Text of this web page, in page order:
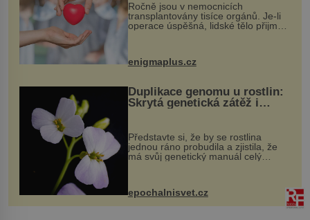
Ročně jsou v nemocnicích
transplantovány tisíce orgánů. Je-li
operace úspěšná, lidské tělo přijme
enigmaplus.cz
Duplikace genomu u rostlin:
Skrytá genetická zátěž i
Představte si, že by se rostlina
jednou ráno probudila a zjistila, že
má svůj genetický manuál celý
vstupenka...
epochalnisvet.cz